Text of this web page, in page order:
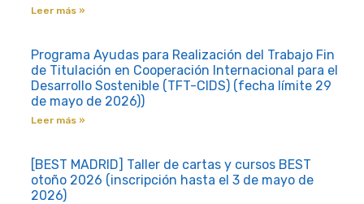
Leer más »
Programa Ayudas para Realización del Trabajo Fin
de Titulación en Cooperación Internacional para el
Desarrollo Sostenible (TFT-CIDS) (fecha límite 29
de mayo de 2026))
Leer más »
[BEST MADRID] Taller de cartas y cursos BEST
otoño 2026 (inscripción hasta el 3 de mayo de
2026)